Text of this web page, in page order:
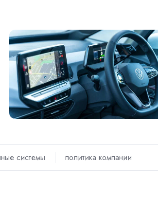
системы политика компании